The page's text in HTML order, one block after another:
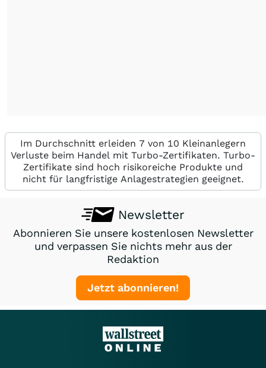
Im Durchschnitt erleiden 7 von 10 Kleinanlegern
Verluste beim Handel mit Turbo-Zertifikaten. Turbo-
Zertifikate sind hoch risikoreiche Produkte und
nicht für langfristige Anlagestrategien geeignet.
Newsletter
Abonnieren Sie unsere kostenlosen Newsletter
und verpassen Sie nichts mehr aus der
Redaktion
Jetzt abonnieren!